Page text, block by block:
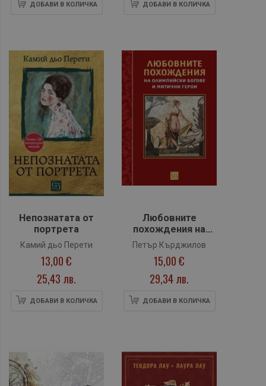
ДОБАВИ В КОЛИЧКА ДОБАВИ В КОЛИЧКА
Непознатата от
портрета
Камий дьо Перети
13,00 €
25,43 лв.
ДОБАВИ В КОЛИЧКА
Любовните
похождения на
олимпийски богове
и митични герои
Петър Кърджилов
15,00 €
29,34 лв.
ДОБАВИ В КОЛИЧКА